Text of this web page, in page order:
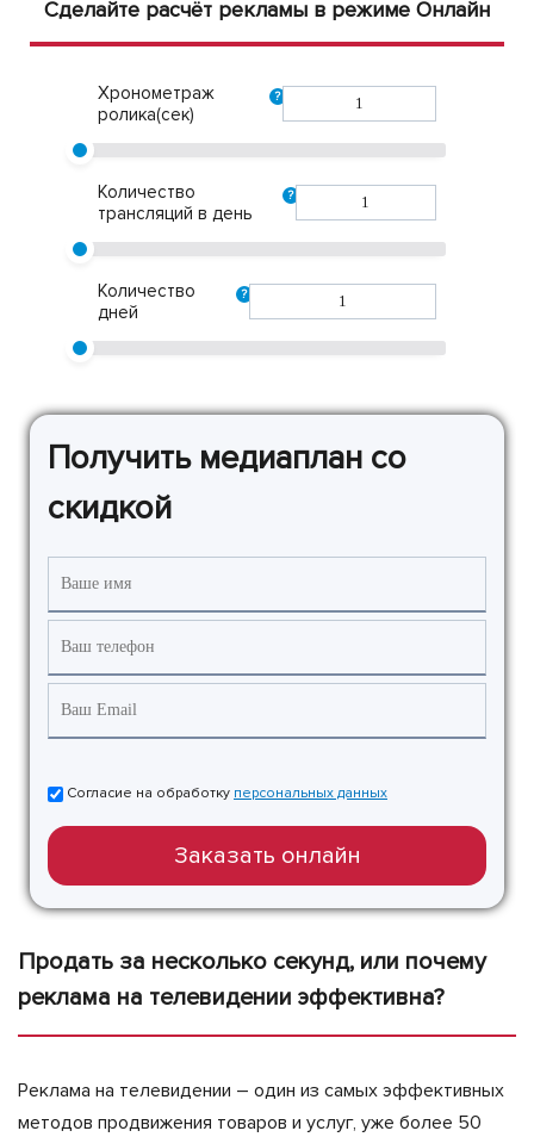
Сделайте расчёт рекламы в режиме Онлайн
Хронометраж
ролика(сек)
?
Количество
трансляций в день
?
Количество
дней
?
Получить медиаплан со
скидкой
Согласие на обработку персональных данных
Заказать онлайн
Продать за несколько секунд, или почему
реклама на телевидении эффективна?
Реклама на телевидении – один из самых эффективных
методов продвижения товаров и услуг, уже более 50